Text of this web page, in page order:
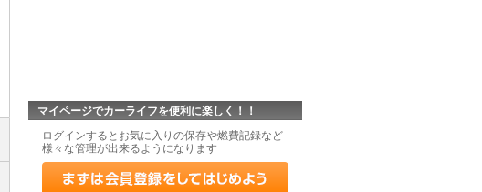
マイページでカーライフを便利に楽しく！！
ログインするとお気に入りの保存や燃費記録など
様々な管理が出来るようになります